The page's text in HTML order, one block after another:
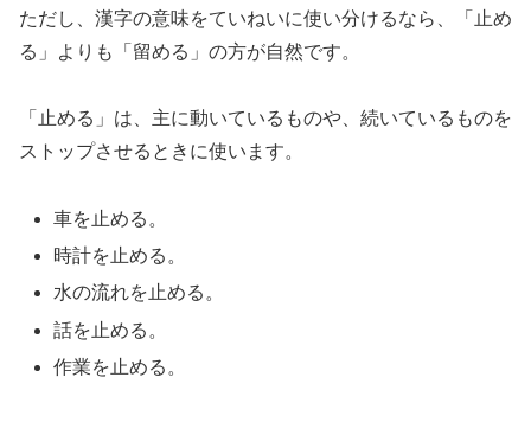
ただし、漢字の意味をていねいに使い分けるなら、「止め
る」よりも「留める」の方が自然です。
「止める」は、主に動いているものや、続いているものを
ストップさせるときに使います。
車を止める。
時計を止める。
水の流れを止める。
話を止める。
作業を止める。